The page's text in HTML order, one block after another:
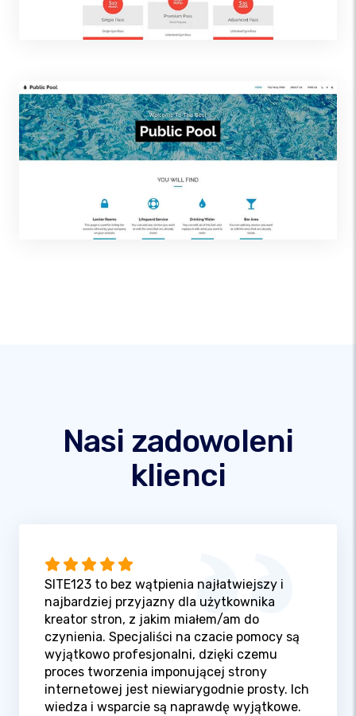
Nasi zadowoleni
klienci
SITE123 to bez wątpienia najłatwiejszy i
najbardziej przyjazny dla użytkownika
kreator stron, z jakim miałem/am do
czynienia. Specjaliści na czacie pomocy są
wyjątkowo profesjonalni, dzięki czemu
proces tworzenia imponującej strony
internetowej jest niewiarygodnie prosty. Ich
wiedza i wsparcie są naprawdę wyjątkowe.